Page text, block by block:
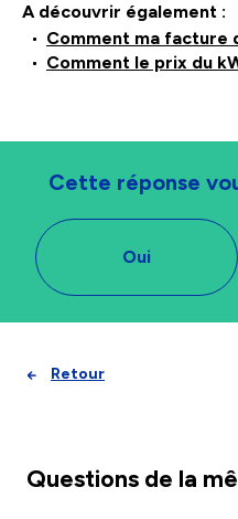
A découvrir également :
Comment ma facture
Comment le prix du
Cette réponse
Oui
Retour
Questions de la